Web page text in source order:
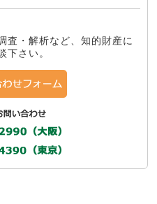
査・解析など、知的財産に
下さい。